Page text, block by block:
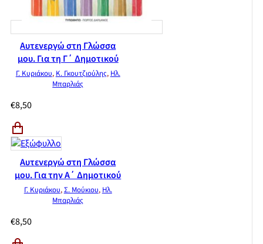
Αυτενεργώ στη Γλώσσα
μου. Για τη Γ΄ Δημοτικού
Γ. Κυριάκου, Κ. Γκουτζιούλης, Ηλ.
Μπαρλιάς
€8,50
Αυτενεργώ στη Γλώσσα
μου. Για την Α΄ Δημοτικού
Γ. Κυριάκου,Σ. Μούκιου, Ηλ.
Μπαρλιάς
€8,50